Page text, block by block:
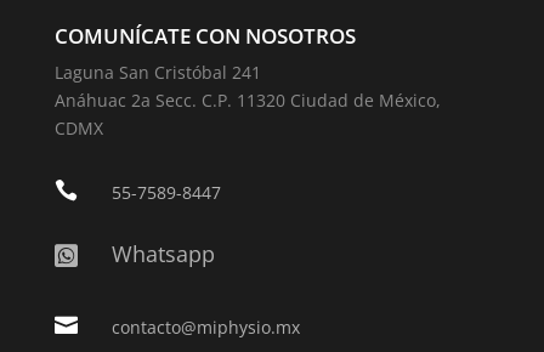
COMUNÍCATE CON NOSOTROS
Laguna San Cristóbal 241
Anáhuac 2a Secc. C.P. 11320 Ciudad de México,
CDMX
 55-7589-8447
 Whatsapp
 contacto@miphysio.mx